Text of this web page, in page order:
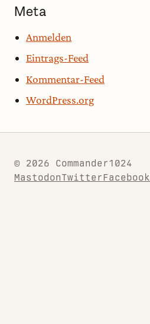
Meta
Anmelden
Eintrags-Feed
Kommentar-Feed
WordPress.org
© 2026 Commander1024
MastodonTwitterFacebook